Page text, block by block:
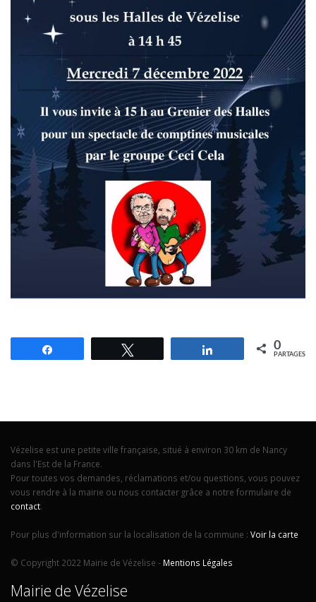
Partagez 0
PARTAGES
Vézelise est une petite ville française, situé à environ 30 km de Nancy
dans l'Est de la France.
Pour toutes vos demandes, réclamations et/ou questions, vous pouvez
vous rendre à la mairie ou nous contacter grâce a notre formulaire de
contact.
Pour plus d'information sur la localisation de la commune : Voir la carte
© Copyright 2022 Mairie de Vézelise - Mentions Légales
Mairie de Vézelise